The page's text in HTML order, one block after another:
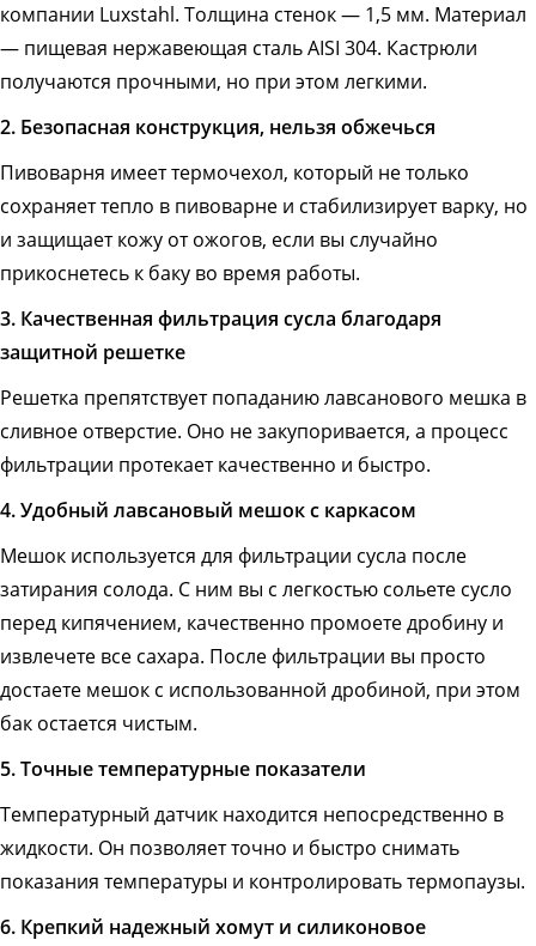
компании Luxstahl. Толщина стенок — 1,5 мм. Материал
— пищевая нержавеющая сталь AISI 304. Кастрюли
получаются прочными, но при этом легкими.
2. Безопасная конструкция, нельзя обжечься
Пивоварня имеет термочехол, который не только
сохраняет тепло в пивоварне и стабилизирует варку, но
и защищает кожу от ожогов, если вы случайно
прикоснетесь к баку во время работы.
3. Качественная фильтрация сусла благодаря
защитной решетке
Решетка препятствует попаданию лавсанового мешка в
сливное отверстие. Оно не закупоривается, а процесс
фильтрации протекает качественно и быстро.
4. Удобный лавсановый мешок с каркасом
Мешок используется для фильтрации сусла после
затирания солода. С ним вы с легкостью сольете сусло
перед кипячением, качественно промоете дробину и
извлечете все сахара. После фильтрации вы просто
достаете мешок с использованной дробиной, при этом
бак остается чистым.
5. Точные температурные показатели
Температурный датчик находится непосредственно в
жидкости. Он позволяет точно и быстро снимать
показания температуры и контролировать термопаузы.
6. Крепкий надежный хомут и силиконовое